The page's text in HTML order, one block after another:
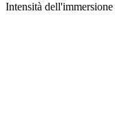
Intensità dell'immersione